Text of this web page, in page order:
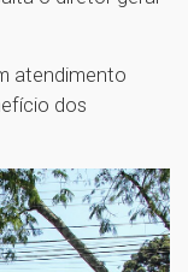
atendimento
dos